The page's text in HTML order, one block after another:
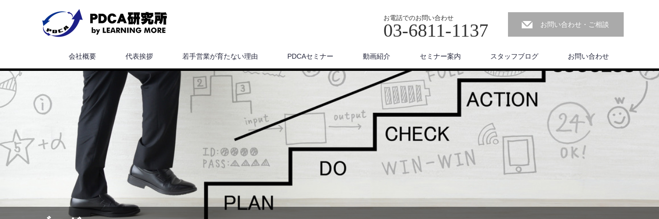
お電話でのお問い合わせ
03-6811-1137 お問い合わせ・ご相談
会社概要 代表挨拶 若手営業が育たない理由 PDCAセミナー 動画紹介 セミナー案内 スタッフブログ お問い合わせ